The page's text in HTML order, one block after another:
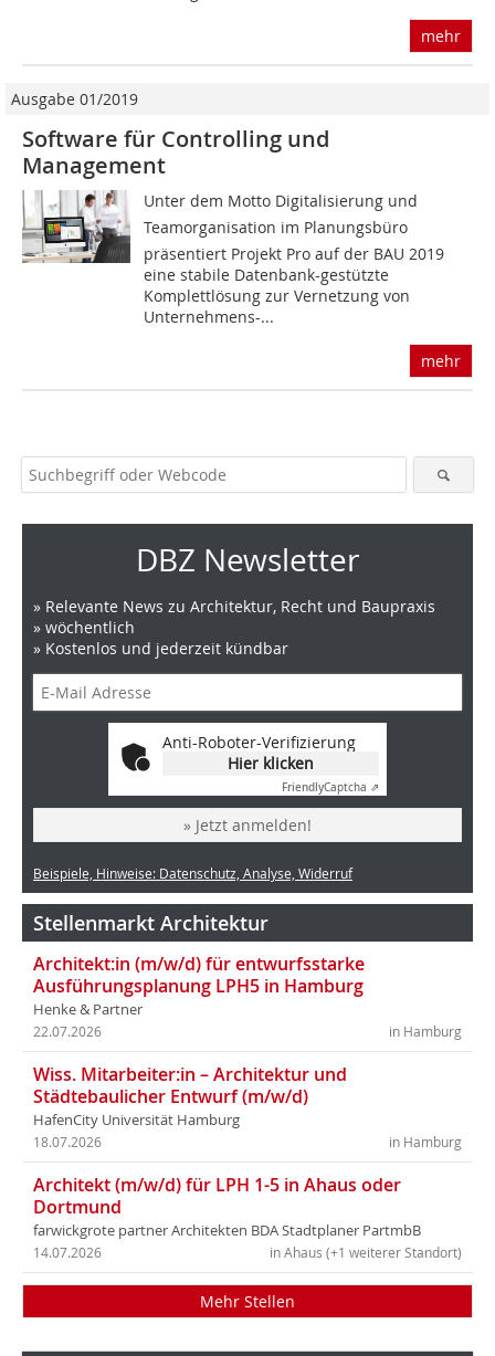
mehr
Ausgabe 01/2019
Software für Controlling und
Management
Unter dem Motto Digitalisierung und
Teamorganisation im Planungsbüro
präsentiert Projekt Pro auf der BAU 2019
eine stabile Datenbank-gestützte
Komplettlösung zur Vernetzung von
Unternehmens-...
mehr
DBZ Newsletter
» Relevante News zu Architektur, Recht und Baupraxis
» wöchentlich
» Kostenlos und jederzeit kündbar
Anti-Roboter-Verifizierung
Hier klicken
FriendlyCaptcha ⇗
» Jetzt anmelden!
Beispiele, Hinweise: Datenschutz, Analyse, Widerruf
Stellenmarkt Architektur
Architekt:in (m/w/d) für entwurfsstarke
Ausführungsplanung LPH5 in Hamburg
Henke & Partner
in Hamburg
22.07.2026
Wiss. Mitarbeiter:in – Architektur und
Städtebaulicher Entwurf (m/w/d)
HafenCity Universität Hamburg
in Hamburg
18.07.2026
Architekt (m/w/d) für LPH 1-5 in Ahaus oder
Dortmund
farwickgrote partner Architekten BDA Stadtplaner PartmbB
in Ahaus (+1 weiterer Standort)
14.07.2026
Mehr Stellen